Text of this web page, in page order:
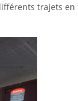
trajets